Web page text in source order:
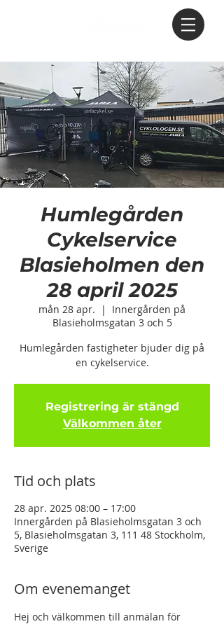
Humlegården
Cykelservice
Blasieholmen den
28 april 2025
mån 28 apr.
  |
Innergården på
Blasieholmsgatan 3 och 5
Humlegården fastigheter bjuder dig på
en cykelservice.
Registrering är stängd
Välkommen åter
Tid och plats
28 apr. 2025 08:00 – 17:00
Innergården på Blasieholmsgatan 3 och
5, Blasieholmsgatan 3, 111 48 Stockholm,
Sverige
Om evenemanget
Hej och välkommen till anmälan för